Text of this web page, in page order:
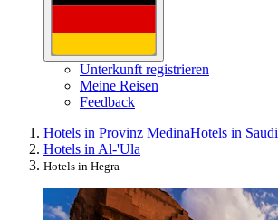
Unterkunft registrieren
Meine Reisen
Feedback
Hotels in Provinz MedinaHotels in
Hotels in Al-'Ula
Hotels in Hegra